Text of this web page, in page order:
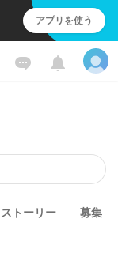
アプリを使う
ストーリー 募集